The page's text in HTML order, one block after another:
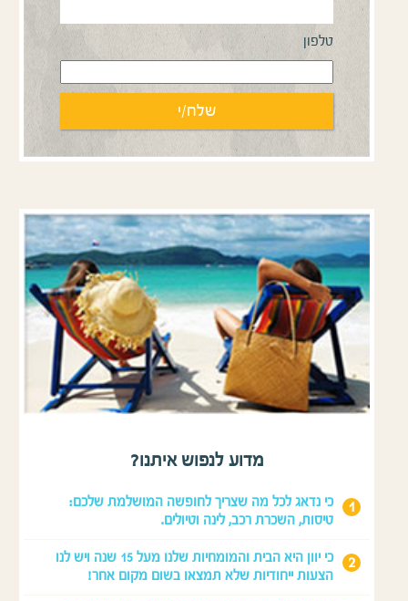
טלפון
מדוע לנפוש איתנו?
כי נדאג לכל מה שצריך לחופשה המושלמת שלכם:
טיסות, השכרת רכב, לינה וטיולים.
כי יוון היא הבית והמומחיות שלנו מעל 15 שנה ויש לנו
הצעות ייחודיות שלא תמצאו בשום מקום אחר!